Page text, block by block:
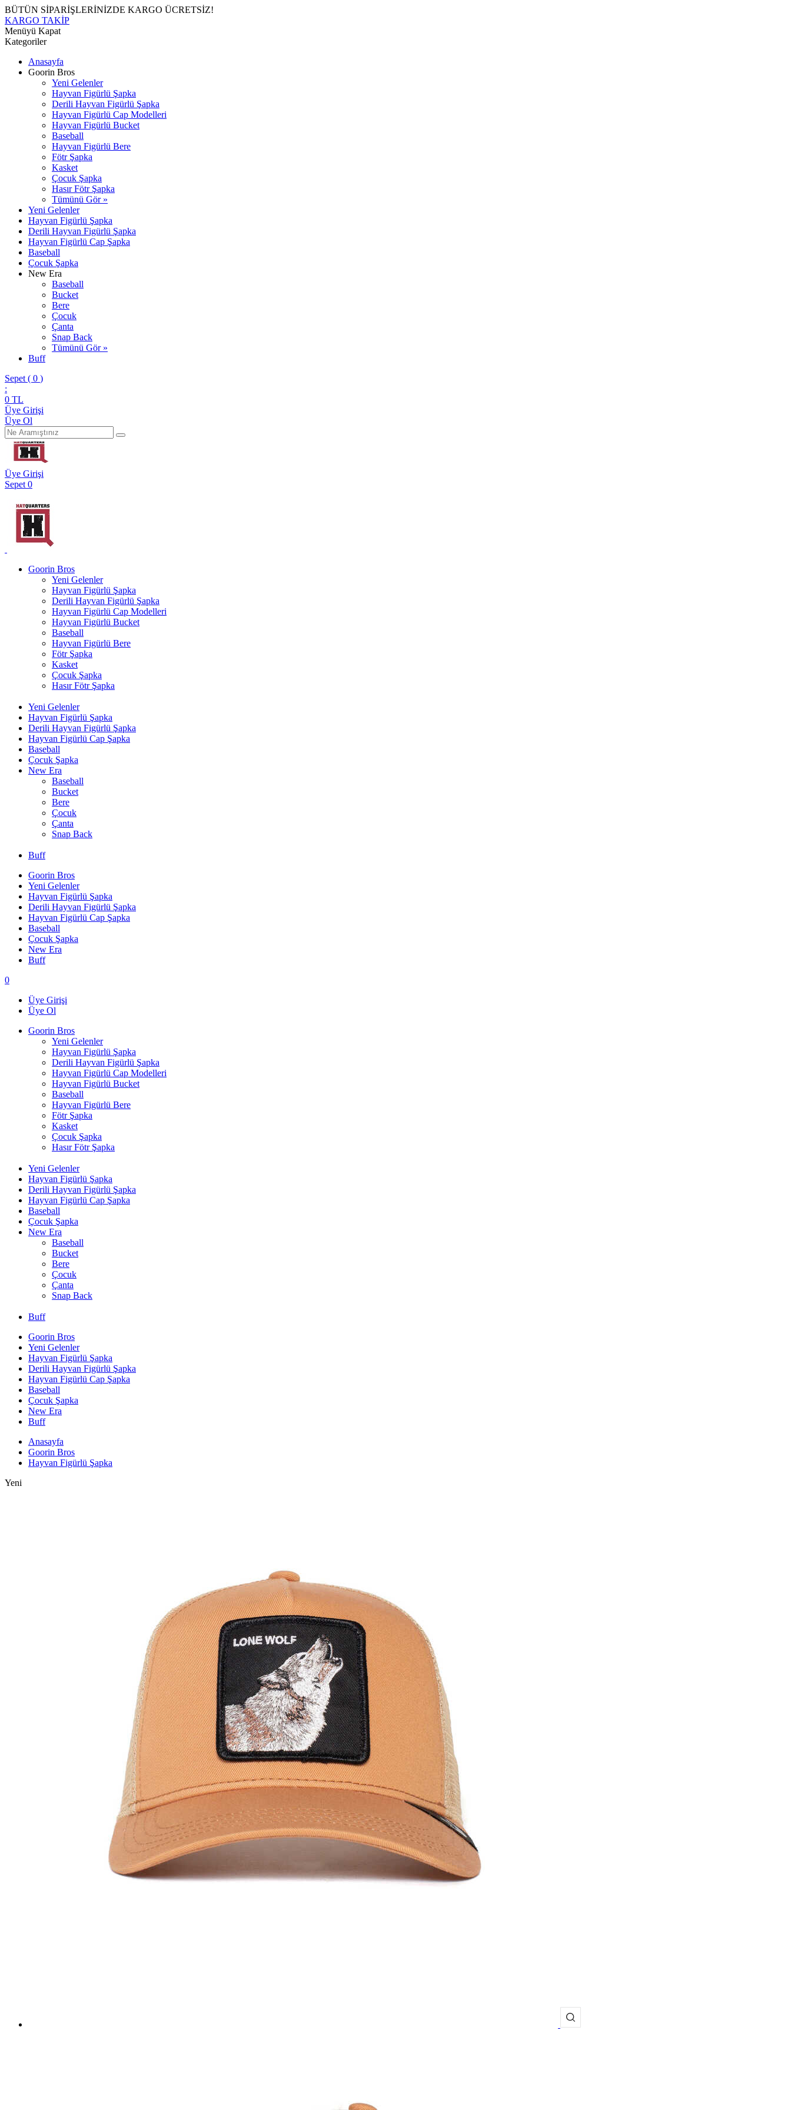
BÜTÜN SİPARİŞLERİNİZDE KARGO ÜCRETSİZ!
KARGO TAKİP
Menüyü Kapat
Kategoriler
Anasayfa
Goorin Bros
Yeni Gelenler
Hayvan Figürlü Şapka
Derili Hayvan Figürlü Şapka
Hayvan Figürlü Cap Modelleri
Hayvan Figürlü Bucket
Baseball
Hayvan Figürlü Bere
Fötr Şapka
Kasket
Çocuk Şapka
Hasır Fötr Şapka
Tümünü Gör »
Yeni Gelenler
Hayvan Figürlü Şapka
Derili Hayvan Figürlü Şapka
Hayvan Figürlü Cap Şapka
Baseball
Çocuk Şapka
New Era
Baseball
Bucket
Bere
Çocuk
Çanta
Snap Back
Tümünü Gör »
Buff
Sepet ( 0 )
:
0 TL
Üye Girişi
Üye Ol
Üye Girişi
Sepet 0
Goorin Bros
Yeni Gelenler
Hayvan Figürlü Şapka
Derili Hayvan Figürlü Şapka
Hayvan Figürlü Cap Modelleri
Hayvan Figürlü Bucket
Baseball
Hayvan Figürlü Bere
Fötr Şapka
Kasket
Çocuk Şapka
Hasır Fötr Şapka
Yeni Gelenler
Hayvan Figürlü Şapka
Derili Hayvan Figürlü Şapka
Hayvan Figürlü Cap Şapka
Baseball
Çocuk Şapka
New Era
Baseball
Bucket
Bere
Çocuk
Çanta
Snap Back
Buff
Goorin Bros
Yeni Gelenler
Hayvan Figürlü Şapka
Derili Hayvan Figürlü Şapka
Hayvan Figürlü Cap Şapka
Baseball
Çocuk Şapka
New Era
Buff
0
Üye Girişi
Üye Ol
Goorin Bros
Yeni Gelenler
Hayvan Figürlü Şapka
Derili Hayvan Figürlü Şapka
Hayvan Figürlü Cap Modelleri
Hayvan Figürlü Bucket
Baseball
Hayvan Figürlü Bere
Fötr Şapka
Kasket
Çocuk Şapka
Hasır Fötr Şapka
Yeni Gelenler
Hayvan Figürlü Şapka
Derili Hayvan Figürlü Şapka
Hayvan Figürlü Cap Şapka
Baseball
Çocuk Şapka
New Era
Baseball
Bucket
Bere
Çocuk
Çanta
Snap Back
Buff
Goorin Bros
Yeni Gelenler
Hayvan Figürlü Şapka
Derili Hayvan Figürlü Şapka
Hayvan Figürlü Cap Şapka
Baseball
Çocuk Şapka
New Era
Buff
Anasayfa
Goorin Bros
Hayvan Figürlü Şapka
Yeni